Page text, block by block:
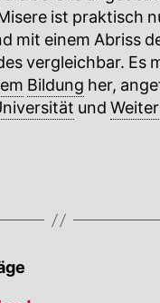
ist praktisch
mit einem Abriss
vergleichbar. Es
Bildung her,
und